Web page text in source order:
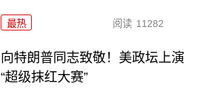
最热 阅读 11282
向特朗普同志致敬！美政坛上演
“超级抹红大赛”